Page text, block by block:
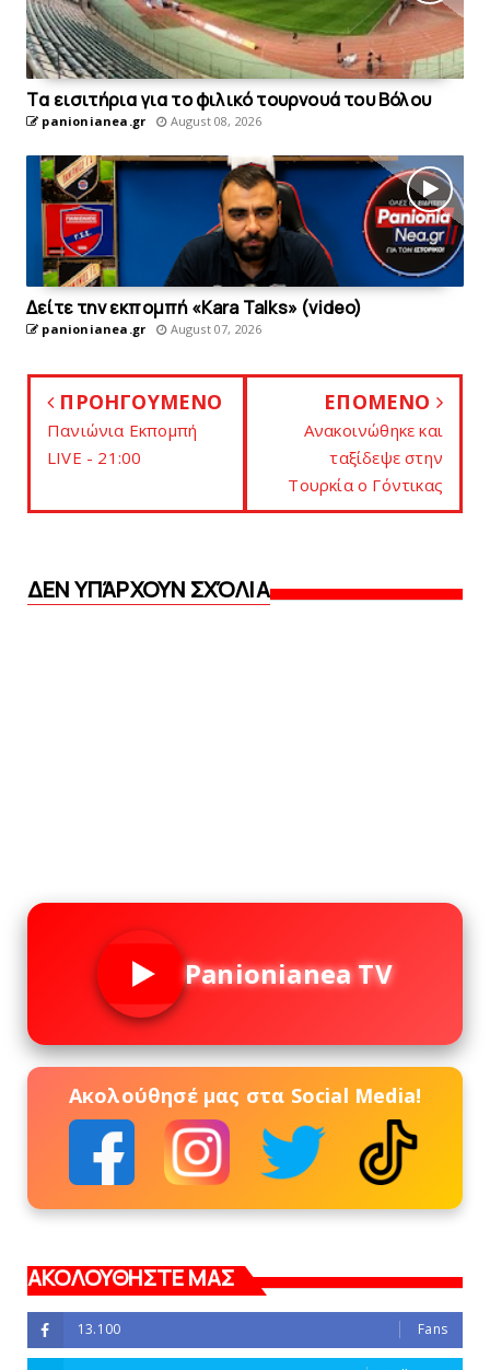
Tα εισιτήρια για το φιλικό τουρνουά του Bόλου
panionianea.gr August 08, 2026
Δείτε την εκπομπή «Kara Talks» (video)
panionianea.gr August 07, 2026
ΠΡΟΗΓΟΥΜΕΝΟ
Πανιώνια Εκπομπή
LIVE - 21:00
ΕΠΟΜΕΝΟ
Ανακοινώθηκε και
ταξίδεψε στην
Τουρκία o Γόντικας
ΔΕΝ ΥΠΆΡΧΟΥΝ ΣΧΌΛΙΑ
Panionianea TV
Ακολούθησέ μας στα Social Media!
ΑΚΟΛΟΥΘΗΣΤΕ ΜΑΣ
13.100 Fans